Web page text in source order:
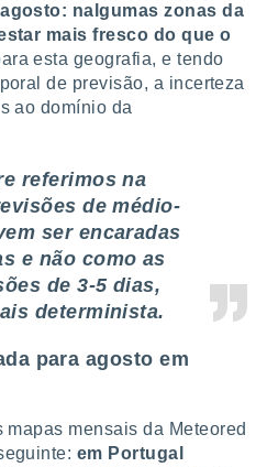
nalgumas zonas da
mais fresco do que o
esta geografia, e tendo
de previsão, a incerteza
ao domínio da
referimos na
de médio-
ser encaradas
e não como as
de 3-5 dias,
determinista.
para agosto em
mensais da Meteored
em Portugal